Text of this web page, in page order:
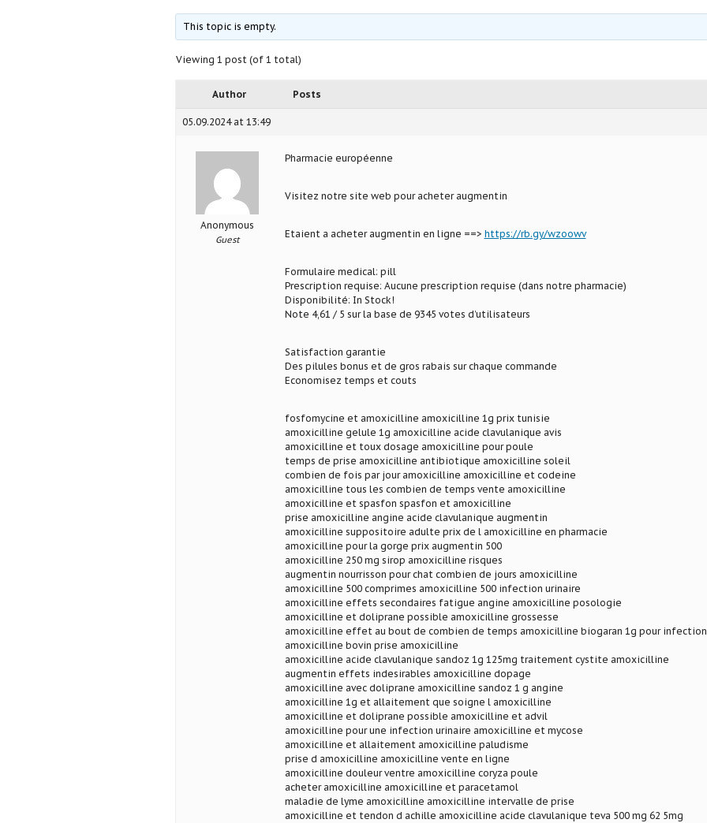
This topic is empty.
Viewing 1 post (of 1 total)
Author Posts
05.09.2024 at 13:49
Anonymous
Guest
Pharmacie européenne
Visitez notre site web pour acheter augmentin
Etaient a acheter augmentin en ligne ==> https://rb.gy/wzoowv
Formulaire medical: pill
Prescription requise: Aucune prescription requise (dans notre pharmacie)
Disponibilité: In Stock!
Note 4,61 / 5 sur la base de 9345 votes d’utilisateurs
Satisfaction garantie
Des pilules bonus et de gros rabais sur chaque commande
Economisez temps et couts
fosfomycine et amoxicilline amoxicilline 1g prix tunisie
amoxicilline gelule 1g amoxicilline acide clavulanique avis
amoxicilline et toux dosage amoxicilline pour poule
temps de prise amoxicilline antibiotique amoxicilline soleil
combien de fois par jour amoxicilline amoxicilline et codeine
amoxicilline tous les combien de temps vente amoxicilline
amoxicilline et spasfon spasfon et amoxicilline
prise amoxicilline angine acide clavulanique augmentin
amoxicilline suppositoire adulte prix de l amoxicilline en pharmacie
amoxicilline pour la gorge prix augmentin 500
amoxicilline 250 mg sirop amoxicilline risques
augmentin nourrisson pour chat combien de jours amoxicilline
amoxicilline 500 comprimes amoxicilline 500 infection urinaire
amoxicilline effets secondaires fatigue angine amoxicilline posologie
amoxicilline et doliprane possible amoxicilline grossesse
amoxicilline effet au bout de combien de temps amoxicilline biogaran 1g pour
amoxicilline bovin prise amoxicilline
amoxicilline acide clavulanique sandoz 1g 125mg traitement cystite amoxicilline
augmentin effets indesirables amoxicilline dopage
amoxicilline avec doliprane amoxicilline sandoz 1 g angine
amoxicilline 1g et allaitement que soigne l amoxicilline
amoxicilline et doliprane possible amoxicilline et advil
amoxicilline pour une infection urinaire amoxicilline et mycose
amoxicilline et allaitement amoxicilline paludisme
prise d amoxicilline amoxicilline vente en ligne
amoxicilline douleur ventre amoxicilline coryza poule
acheter amoxicilline amoxicilline et paracetamol
maladie de lyme amoxicilline amoxicilline intervalle de prise
amoxicilline et tendon d achille amoxicilline acide clavulanique teva 500 mg 62 5mg